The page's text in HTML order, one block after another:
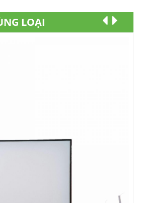
LOẠI